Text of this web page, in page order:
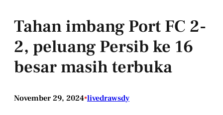
Tahan imbang Port FC 2-
2, peluang Persib ke 16
besar masih terbuka
November 29, 2024•livedrawsdy